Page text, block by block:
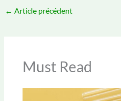
← Article précédent
Must Read